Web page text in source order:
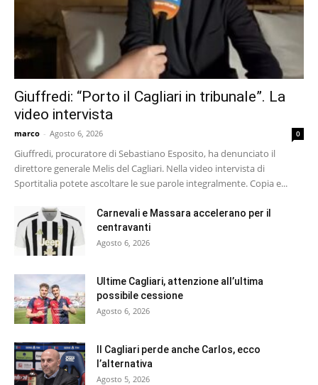
Giuffredi: “Porto il Cagliari in tribunale”. La
video intervista
marco - Agosto 6, 2026 0
Giuffredi, procuratore di Sebastiano Esposito, ha denunciato il
direttore generale Melis del Cagliari. Nella video intervista di
Sportitalia potete ascoltare le sue parole integralmente. Copia e...
Carnevali e Massara accelerano per il
centravanti
Agosto 6, 2026
Ultime Cagliari, attenzione all’ultima
possibile cessione
Agosto 6, 2026
Il Cagliari perde anche Carlos, ecco
l’alternativa
Agosto 5, 2026